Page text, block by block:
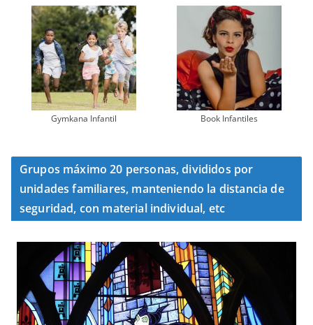
Gymkana Infantil Book Infantiles
Grupos máximo 20 personas, divididos por
unidades familiares, manteniendo la distancia de
seguridad, con material individual, etc